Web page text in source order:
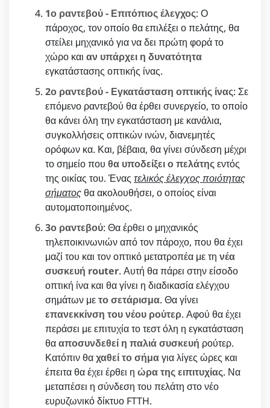
1ο ραντεβού - Επιτόπιος έλεγχος: Ο
πάροχος, τον οποίο θα επιλέξει ο πελάτης, θα
στείλει μηχανικό για να δει πρώτη φορά το
χώρο και αν υπάρχει η δυνατότητα
εγκατάστασης οπτικής ίνας.
2ο ραντεβού - Εγκατάσταση οπτικής ίνας: Σε
επόμενο ραντεβού θα έρθει συνεργείο, το οποίο
θα κάνει όλη την εγκατάσταση με κανάλια,
συγκολλήσεις οπτικών ινών, διανεμητές
ορόφων κα. Και, βέβαια, θα γίνει σύνδεση μέχρι
το σημείο που θα υποδείξει ο πελάτηςεντός
της οικίας του. Ένας τελικός έλεγχος ποιότητας
σήματοςθα ακολουθήσει, ο οποίος είναι
αυτοματοποιημένος.
3ο ραντεβού: Θα έρθει ο μηχανικός
τηλεποικινωνιών από τον πάροχο, που θα έχει
μαζί του και τον οπτικό μετατροπέα με τη νέα
συσκευή router. Αυτή θα πάρει στην είσοδο
οπτική ίνα και θα γίνει η διαδικασία ελέγχου
σημάτων μετο σετάρισμα. Θα γίνει
επανεκκίνση του νέου ρούτερ. Αφού θα έχει
περάσει με επιτυχία το τεστ όλη η εγκατάσταση
θααποσυνδεθεί η παλιά συσκευή ρούτερ.
Κατόπιν θαχαθεί το σήμαγια λίγες ώρες και
έπειτα θα έχει έρθει η ώρα της ειπιτυχίας. Να
μεταπέσει η σύνδεση του πελάτη στο νέο
ευρυζωνικό δίκτυο FTTH.